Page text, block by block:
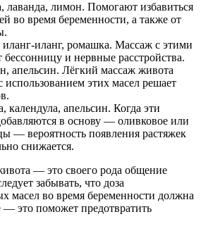
лаванда, лимон. Помогают избавиться
во время беременности, а также от
иланг-иланг, ромашка. Массаж с этими
и нервные расстройства.
апельсин. Лёгкий массаж живота
использованием этих масел решает
календула, апельсин. Когда эти
в основу — оливковое или
— вероятность появления растяжек
снижается.
— это своего рода общение
забывать, что доза
масел во время беременности должна
это поможет предотвратить